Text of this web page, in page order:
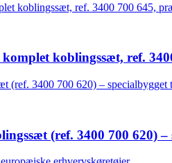
koblingssæt, ref.
(ref. 3400 700 620)